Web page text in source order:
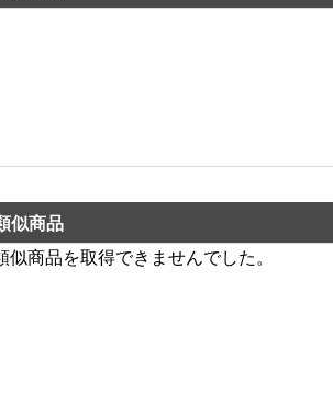
似商品
似商品を取得できませんでした。